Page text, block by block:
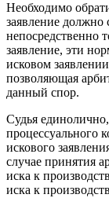
Необходимо
заявление должно
непосредственно
заявление, эти
исковом
позволяющая
данный спор.
Судья
процессуального
искового
случае принятия
иска к
иска к